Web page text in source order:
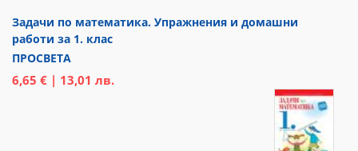
Задачи по математика. Упражнения и домашни
работи за 1. клас
ПРОСВЕТА
6,65 € | 13,01 лв.